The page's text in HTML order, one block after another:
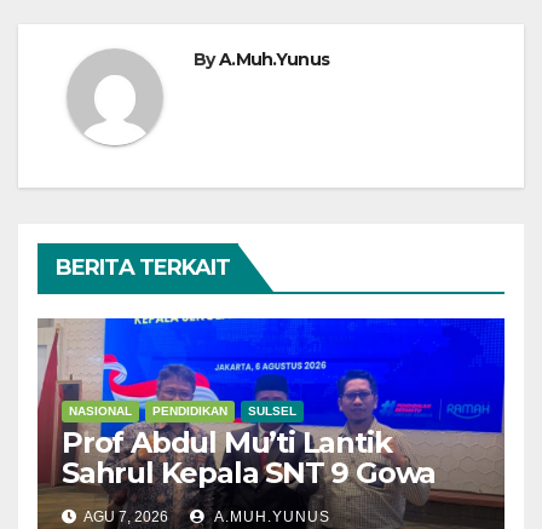
ByA.Muh.Yunus
BERITA TERKAIT
NASIONAL PENDIDIKAN SULSEL
Prof Abdul Mu’ti Lantik
Sahrul Kepala SNT 9 Gowa
AGU 7, 2026 A.MUH.YUNUS